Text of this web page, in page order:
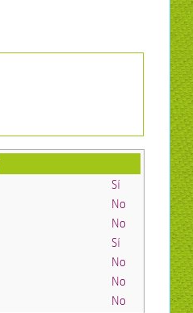
Sí
No
No
Sí
No
No
No